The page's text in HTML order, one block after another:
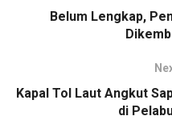
Belum Lengkap,
Kapal Tol Laut Angkut
di